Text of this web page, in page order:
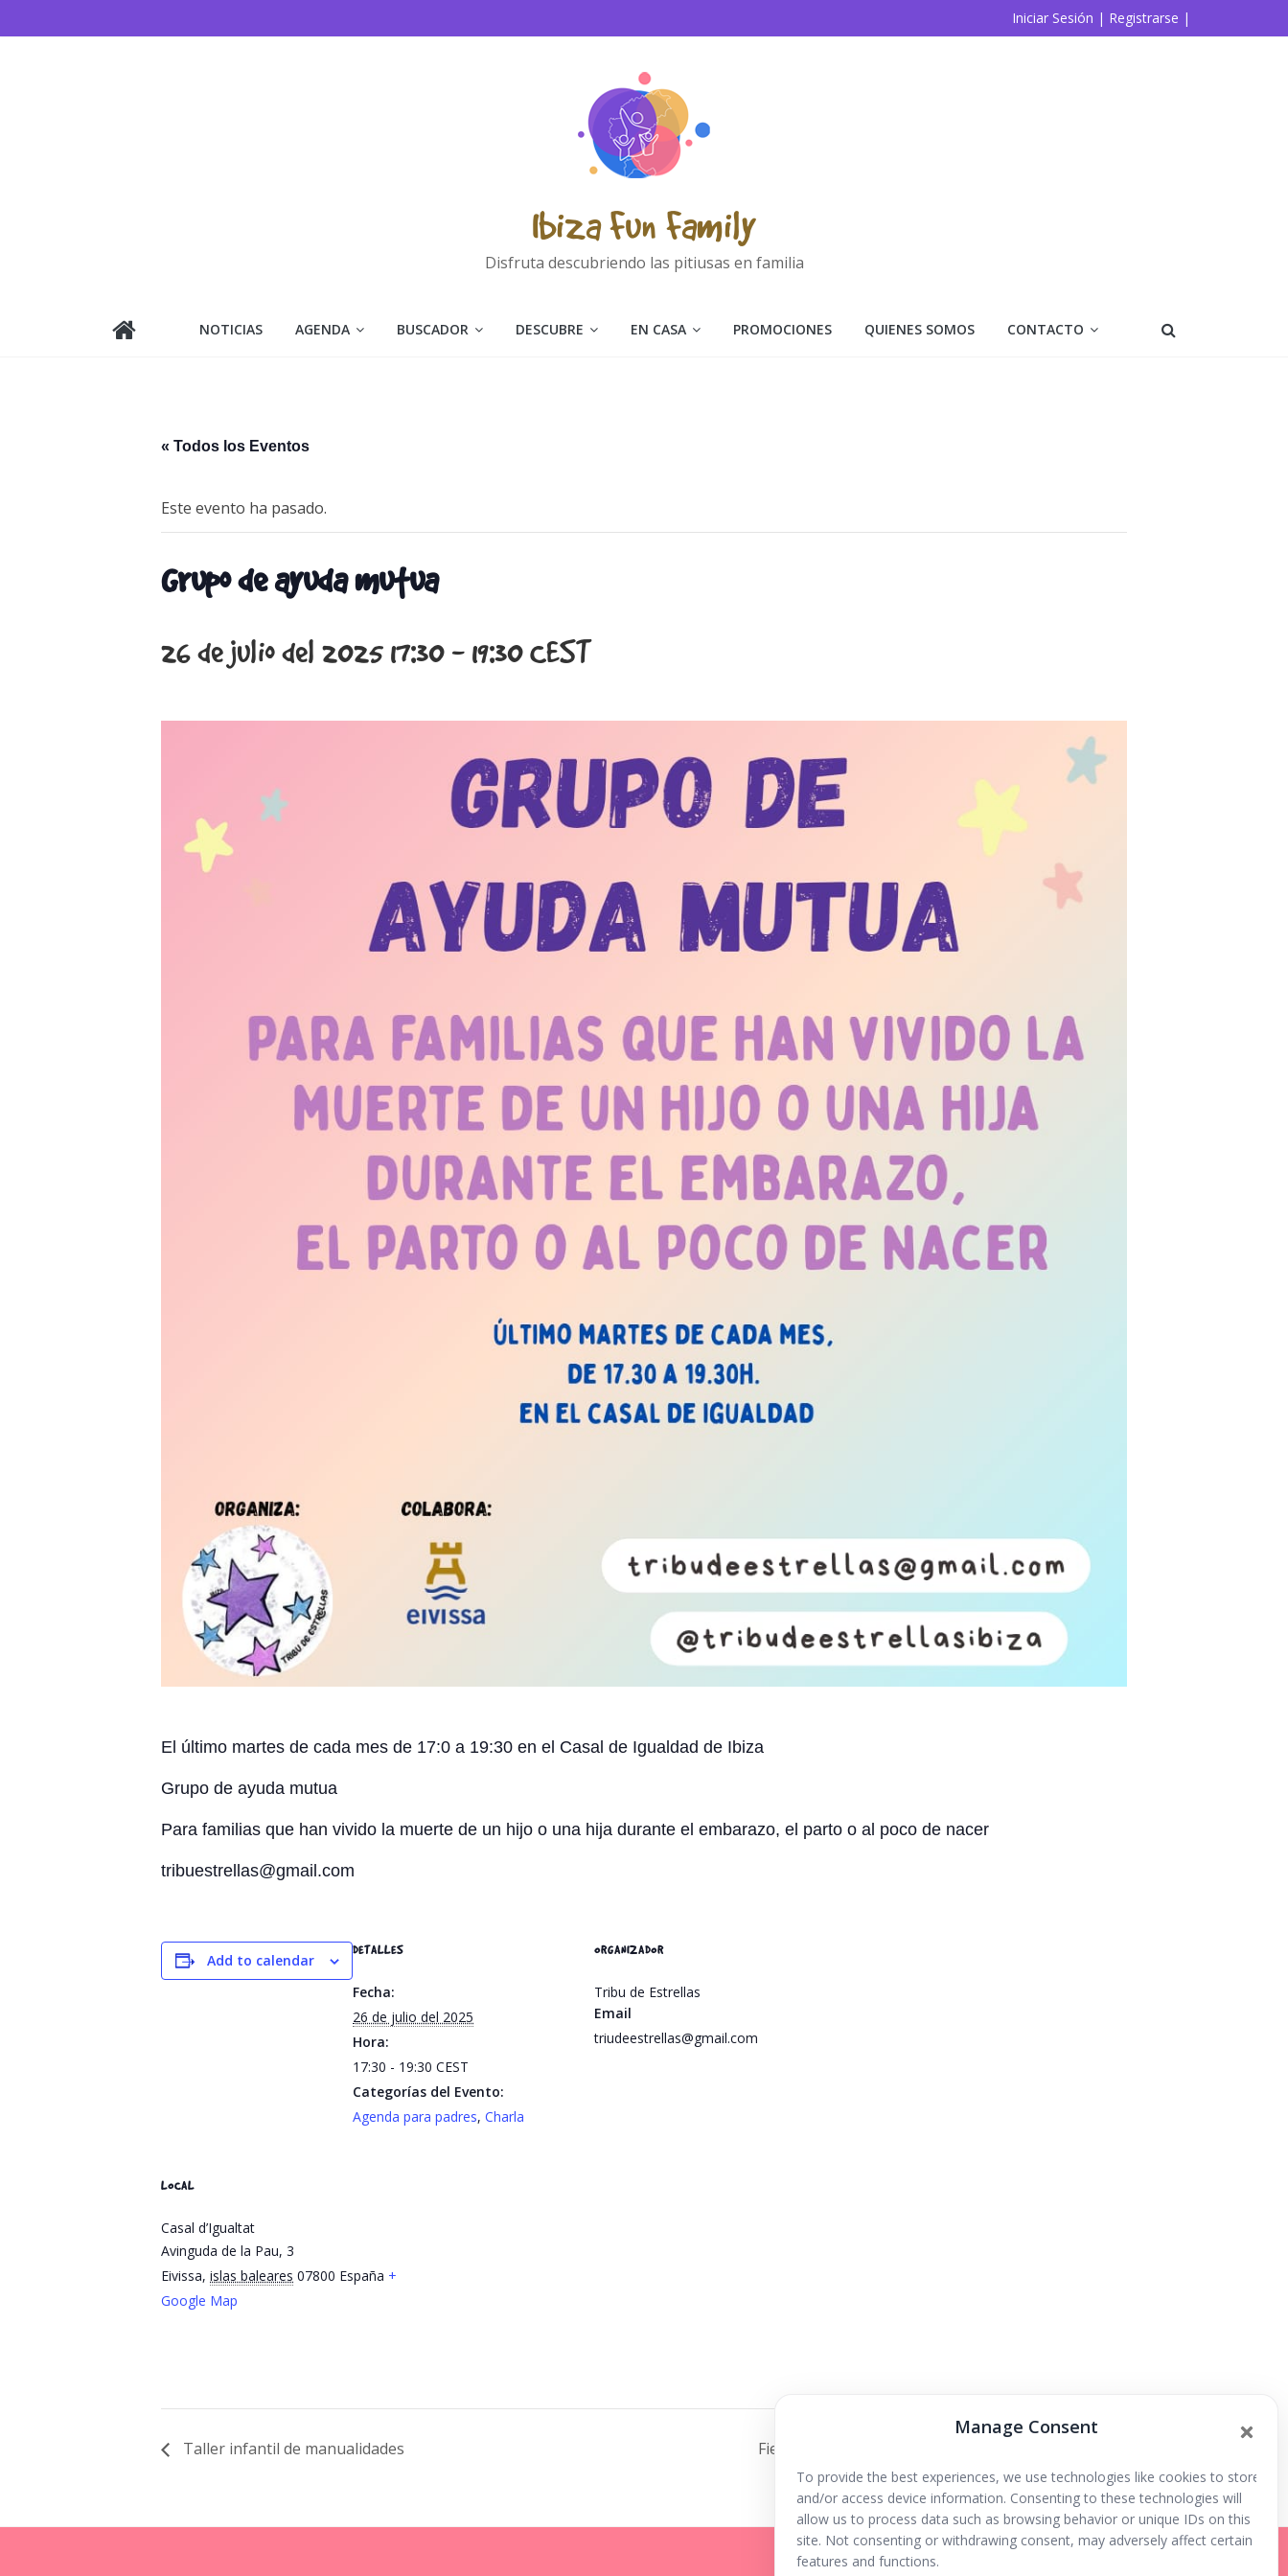
Manage Consent
To provide the best experiences, we use technologies like cookies to store
and/or access device information. Consenting to these technologies will
allow us to process data such as browsing behavior or unique IDs on this
site. Not consenting or withdrawing consent, may adversely affect certain
features and functions.
al
Iniciar Sesión | Registrarse |
Ibiza Fun Family
Disfruta descubriendo las pitiusas en familia
NOTICIAS AGENDA BUSCADOR DESCUBRE EN CASA PROMOCIONES QUIENES SOMOS CONTACTO
« Todos los Eventos
Este evento ha pasado.
Grupo de ayuda mutua
26 de julio del 2025 17:30 - 19:30CEST
El último martes de cada mes de 17:0 a 19:30 en el Casal de Igualdad de Ibiza
Grupo de ayuda mutua
Para familias que han vivido la muerte de un hijo o una hija durante el embarazo, el parto o al poco de nacer
tribuestrellas@gmail.com
Add to calendar
DETALLES
Fecha:
26 de julio del 2025
Hora:
17:30 - 19:30 CEST
Categorías del Evento:
Agenda para padres, Charla
ORGANIZADOR
Tribu de Estrellas
Email
triudeestrellas@gmail.com
LOCAL
Casal d’Igualtat
Avinguda de la Pau, 3
Eivissa, islas baleares 07800 España +
Google Map
Taller infantil de manualidades Fiesta infantil, circo , clown, musical del Rey León